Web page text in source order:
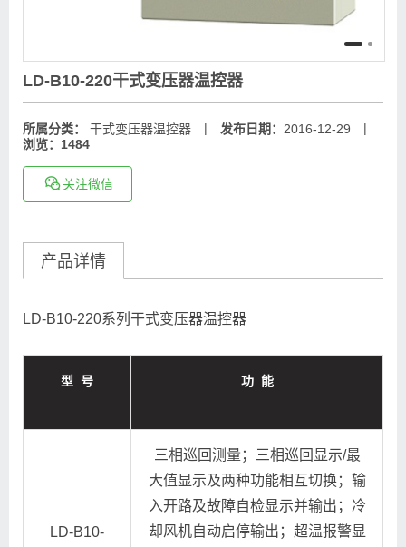
LD-B10-220干式变压器温控器
所属分类： 干式变压器温控器 | 发布日期： 2016-12-29
|
浏览：1484
关注微信
产品详情
LD-B10-220系列干式变压器温控器
型 号 功 能
LD-B10-
三相巡回测量；三相巡回显示/最
大值显示及两种功能相互切换；输
入开路及故障自检显示并输出；冷
却风机自动启停输出；超温报警显